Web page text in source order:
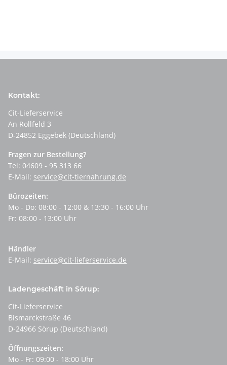
Kontakt:
Cit-Lieferservice
An Rollfeld 3
D-24852 Eggebek (Deutschland)
Fragen zur Bestellung?
Tel: 04609 - 95 313 66
E-Mail: service@cit-tiernahrung.de
Bürozeiten:
Mo - Do: 08:00 - 12:00 & 13:30 - 16:00 Uhr
Fr: 08:00 - 13:00 Uhr
Händler
E-Mail: service@cit-lieferservice.de
Ladengeschäft in Sörup:
Cit-Lieferservice
Bismarckstraße 46
D-24966 Sörup (Deutschland)
Öffnungszeiten:
Mo - Fr: 09:00 - 18:00 Uhr